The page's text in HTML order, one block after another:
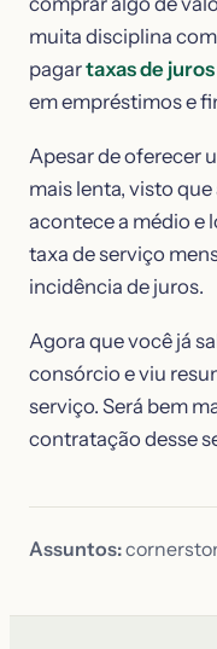
muita disciplina
pagartaxas de
em empréstimos e
Apesar de oferecer
mais lenta, visto
acontece a médio e
taxa de serviço
incidência de juros.
Agora que você já
consórcio e viu
serviço. Será bem
contratação desse
Assuntos: